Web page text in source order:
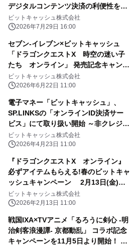
デジタルコンテンツ決済の利便性を大
幅向上
ビットキャッシュ株式会社
2026年7月29日 16:00
セブン‐イレブン×ビットキャッシュ
「ドラゴンクエストX 時空の迷い子
たち オンライン」 発売記念キャンペ
ーンがスタート！
ビットキャッシュ株式会社
2026年6月22日 11:00
電子マネー「ビットキャッシュ」、
SP.LINKSの「オンラインID決済サー
ビス」にて取り扱い開始 ～非クレジッ
トカード・現金派・匿名ニーズに対応
し、 オンライン事業者の機会損失を最
ビットキャッシュ株式会社
2026年4月23日 11:00
『ドラゴンクエストX オンライン』
必ずアイテムもらえる!春のビットキャ
ッシュキャンペーン 2月13日(金)よ
りスタート!
ビットキャッシュ株式会社
2026年2月13日 11:00
戦国IXA×TVアニメ「るろうに剣心 -明
治剣客浪漫譚- 京都動乱」 コラボ記念
キャンペーンを11月5日より開始！ ビ